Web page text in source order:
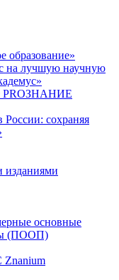
образование»
на лучшую научную
PROЗНАНИЕ
сохраняя
изданиями
основные
(ПООП)
Znanium